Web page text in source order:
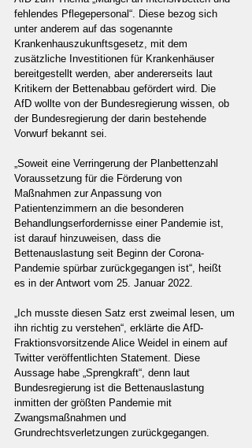
fehlendes Pflegepersonal“. Diese bezog sich
unter anderem auf das sogenannte
Krankenhauszukunftsgesetz, mit dem
zusätzliche Investitionen für Krankenhäuser
bereitgestellt werden, aber andererseits laut
Kritikern der Bettenabbau gefördert wird. Die
AfD wollte von der Bundesregierung wissen, ob
der Bundesregierung der darin bestehende
Vorwurf bekannt sei.
„Soweit eine Verringerung der Planbettenzahl
Voraussetzung für die Förderung von
Maßnahmen zur Anpassung von
Patientenzimmern an die besonderen
Behandlungserfordernisse einer Pandemie ist,
ist darauf hinzuweisen, dass die
Bettenauslastung seit Beginn der Corona-
Pandemie spürbar zurückgegangen ist“, heißt
es in der Antwort vom 25. Januar 2022.
„Ich musste diesen Satz erst zweimal lesen, um
ihn richtig zu verstehen“, erklärte die AfD-
Fraktionsvorsitzende Alice Weidel in einem auf
Twitter veröffentlichten Statement. Diese
Aussage habe „Sprengkraft“, denn laut
Bundesregierung ist die Bettenauslastung
inmitten der größten Pandemie mit
Zwangsmaßnahmen und
Grundrechtsverletzungen zurückgegangen.